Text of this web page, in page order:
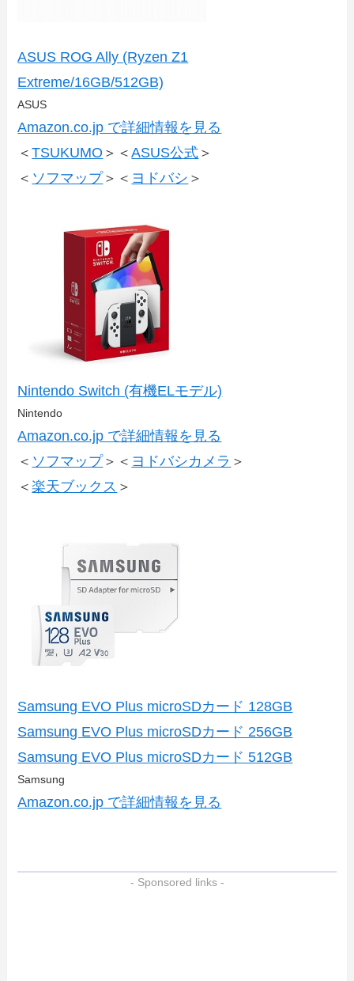
ASUS ROG Ally (Ryzen Z1
Extreme/16GB/512GB)
ASUS
Amazon.co.jp で詳細情報を見る
＜TSUKUMO ＞＜ASUS公式 ＞
＜ ソフマップ＞＜ ヨドバシ ＞
Nintendo Switch (有機ELモデル)
Nintendo
Amazon.co.jp で詳細情報を見る
＜ ソフマップ＞＜ ヨドバシカメラ ＞
＜楽天ブックス ＞
Samsung EVO Plus microSDカード 128GB
Samsung EVO Plus microSDカード 256GB
Samsung EVO Plus microSDカード 512GB
Samsung
Amazon.co.jp で詳細情報を見る
- Sponsored links -